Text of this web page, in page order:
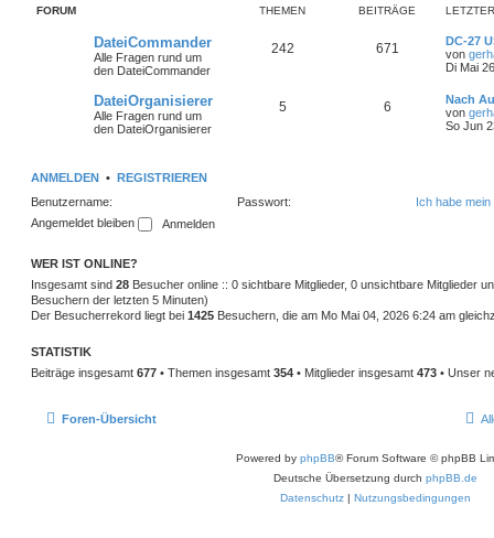
FORUM THEMEN BEITRÄGE
DateiCommander
Alle Fragen rund um
den DateiCommander
242 671
DC-27
von
Di Mai
DateiOrganisierer
Alle Fragen rund um
den DateiOrganisierer
5 6
Nach
von
So Jun
ANMELDEN • REGISTRIEREN
Benutzername:
Passwort:
Ich habe
Angemeldet bleiben
WER IST ONLINE?
Insgesamt sind 28 Besucher online :: 0 sichtbare Mitglieder, 0 unsichtbare Mitglieder
Besuchern der letzten 5 Minuten)
Der Besucherrekord liegt bei 1425 Besuchern, die am Mo Mai 04, 2026 6:24 am
STATISTIK
Beiträge insgesamt 677 • Themen insgesamt 354 • Mitglieder insgesamt 473 • Unser
Foren-Übersicht
Powered by phpBB® Forum Software © phpBB
Deutsche Übersetzung durch phpBB.de
Datenschutz | Nutzungsbedingungen